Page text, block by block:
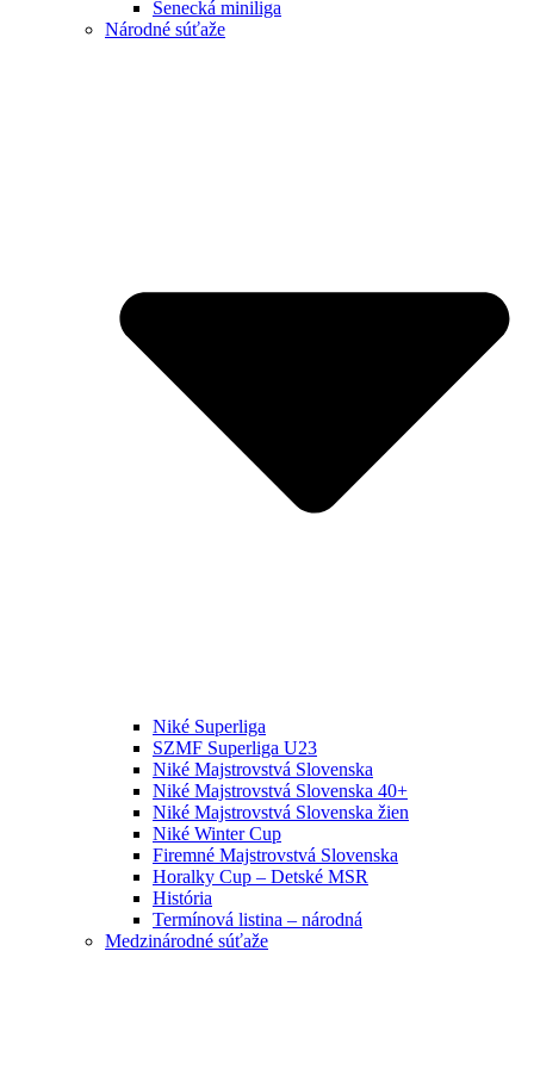
Senecká miniliga
Národné súťaže
Niké Superliga
SZMF Superliga U23
Niké Majstrovstvá Slovenska
Niké Majstrovstvá Slovenska 40+
Niké Majstrovstvá Slovenska žien
Niké Winter Cup
Firemné Majstrovstvá Slovenska
Horalky Cup – Detské MSR
História
Termínová listina – národná
Medzinárodné súťaže